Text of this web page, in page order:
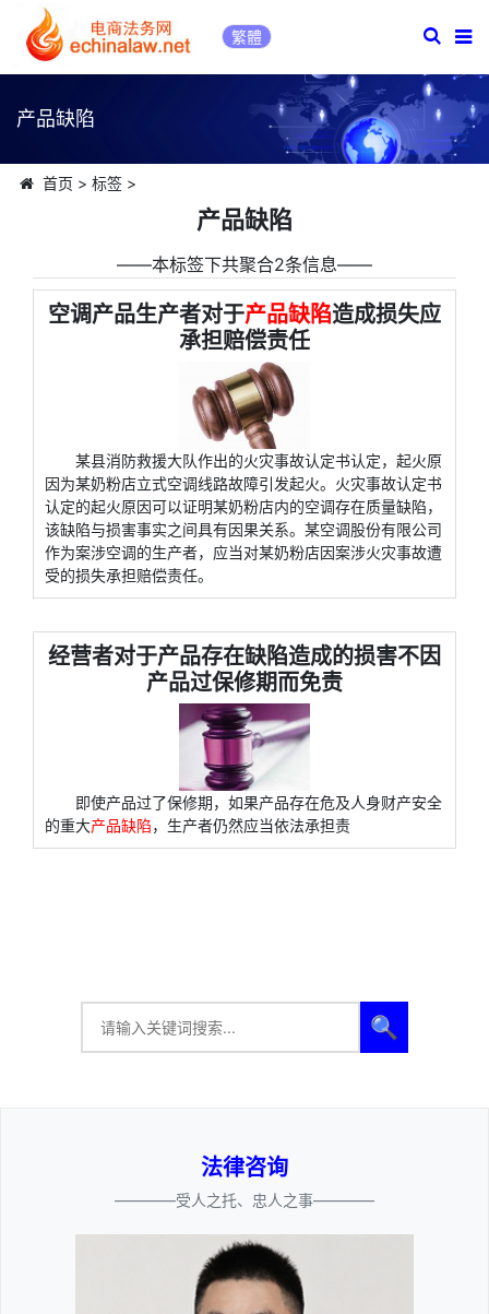
繁體
产品缺陷
首页 > 标签>
产品缺陷
――本标签下共聚合2条信息――
空调产品生产者对于产品缺陷造成损失应
承担赔偿责任
某县消防救援大队作出的火灾事故认定书认定，起火原
因为某奶粉店立式空调线路故障引发起火。火灾事故认定书
认定的起火原因可以证明某奶粉店内的空调存在质量缺陷，
该缺陷与损害事实之间具有因果关系。某空调股份有限公司
作为案涉空调的生产者，应当对某奶粉店因案涉火灾事故遭
受的损失承担赔偿责任。
经营者对于产品存在缺陷造成的损害不因
产品过保修期而免责
即使产品过了保修期，如果产品存在危及人身财产安全
的重大产品缺陷，生产者仍然应当依法承担责
🔍
法律咨询
————受人之托、忠人之事————